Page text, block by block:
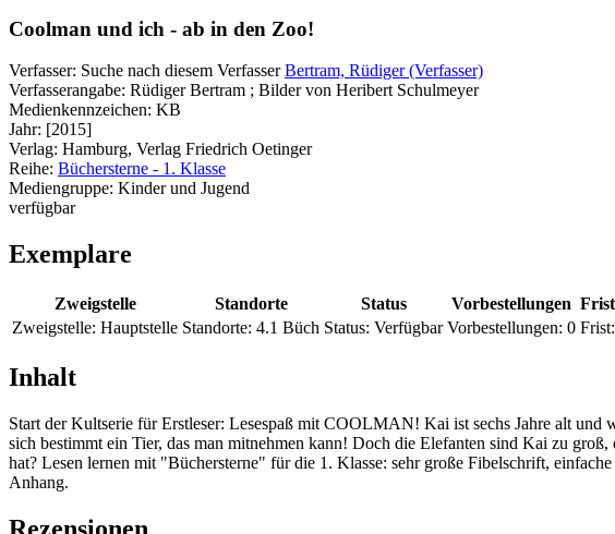
Coolman und ich - ab in den Zoo!
Verfasser: Suche nach diesem Verfasser Bertram, Rüdiger (Verfasser)
Verfasserangabe: Rüdiger Bertram ; Bilder von Heribert Schulmeyer
Medienkennzeichen: KB
Jahr: [2015]
Verlag: Hamburg, Verlag Friedrich Oetinger
Reihe: Büchersterne - 1. Klasse
Mediengruppe: Kinder und Jugend
verfügbar
Exemplare
Zweigstelle Standorte Status Vorbestellungen Frist
Zweigstelle: Hauptstelle Standorte: 4.1 Büch Status: Verfügbar Vorbestellungen: 0 Frist:
Inhalt
Start der Kultserie für Erstleser: Lesespaß mit COOLMAN! Kai ist sechs Jahre alt
sich bestimmt ein Tier, das man mitnehmen kann! Doch die Elefanten sind Kai zu
hat? Lesen lernen mit "Büchersterne" für die 1. Klasse: sehr große Fibelschrift,
Anhang.